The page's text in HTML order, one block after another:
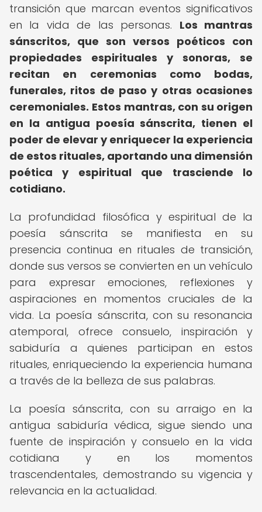
transición que marcan eventos significativos
en la vida de las personas. Los mantras
sánscritos, que son versos poéticos con
propiedades espirituales y sonoras, se
recitan en ceremonias como bodas,
funerales, ritos de paso y otras ocasiones
ceremoniales. Estos mantras, con su origen
en la antigua poesía sánscrita, tienen el
poder de elevar y enriquecer la experiencia
de estos rituales, aportando una dimensión
poética y espiritual que trasciende lo
cotidiano.
La profundidad filosófica y espiritual de la
poesía sánscrita se manifiesta en su
presencia continua en rituales de transición,
donde sus versos se convierten en un vehículo
para expresar emociones, reflexiones y
aspiraciones en momentos cruciales de la
vida. La poesía sánscrita, con su resonancia
atemporal, ofrece consuelo, inspiración y
sabiduría a quienes participan en estos
rituales, enriqueciendo la experiencia humana
a través de la belleza de sus palabras.
La poesía sánscrita, con su arraigo en la
antigua sabiduría védica, sigue siendo una
fuente de inspiración y consuelo en la vida
cotidiana y en los momentos
trascendentales, demostrando su vigencia y
relevancia en la actualidad.